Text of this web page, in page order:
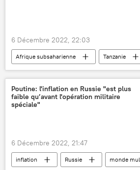
6 Décembre 2022, 22:03
Afrique subsaharienne
Tanzanie
indépendance
annulation
fête nationale
Samiya Suluhu Hassan
Poutine: l'inflation en Russie "est plus
faible qu’avant l'opération militaire
spéciale"
6 Décembre 2022, 21:47
inflation Russie
monde